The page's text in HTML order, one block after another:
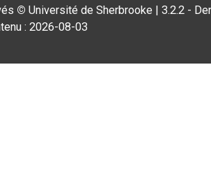
© Université de Sherbrooke |3.2.2 -
:2026-08-03